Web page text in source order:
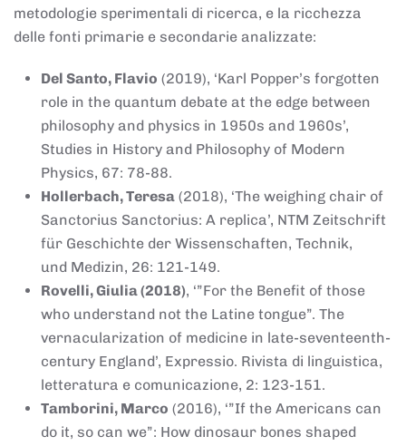
metodologie sperimentali di ricerca, e la ricchezza
delle fonti primarie e secondarie analizzate:
Del Santo, Flavio (2019), ‘Karl Popper’s forgotten
role in the quantum debate at the edge between
philosophy and physics in 1950s and 1960s’,
Studies in History and Philosophy of Modern
Physics, 67: 78-88.
Hollerbach, Teresa (2018), ‘The weighing chair of
Sanctorius Sanctorius: A replica’, NTM Zeitschrift
für Geschichte der Wissenschaften, Technik,
und Medizin, 26: 121-149.
Rovelli, Giulia (2018), ‘”For the Benefit of those
who understand not the Latine tongue”. The
vernacularization of medicine in late-seventeenth-
century England’, Expressio. Rivista di linguistica,
letteratura e comunicazione, 2: 123-151.
Tamborini, Marco (2016), ‘”If the Americans can
do it, so can we”: How dinosaur bones shaped